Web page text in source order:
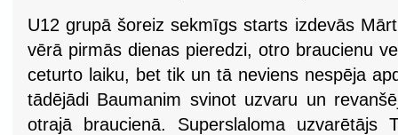
U12 grupā šoreiz sekmīgs starts izdevās
vērā pirmās dienas pieredzi, otro braucienu
ceturto laiku, bet tik un tā neviens nespēja
tādējādi Baumanim svinot uzvaru un
otrajā braucienā. Superslaloma uzvarētājs